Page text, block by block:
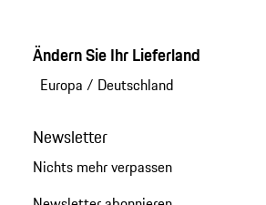
Ändern Sie Ihr Lieferland
Europa / Deutschland
Newsletter
Nichts mehr verpassen